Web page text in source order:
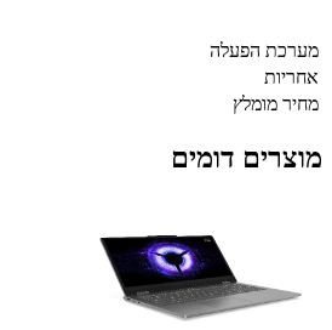
מערכת הפעלה
אחריות
מחיר מומלץ
מוצרים דומים